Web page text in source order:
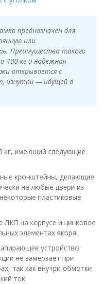
предназначен для
или
Преимущества такого
400 кг и надежная
открывается с
изнутри — идущей в
кг, имеющий следующие
кронштейны, делающие
на любые двери из
пластиковые
ЛКП на корпусе и цинковое
элементах якоря.
устройство
не замерзает при
так как внутри обмотки
ток.